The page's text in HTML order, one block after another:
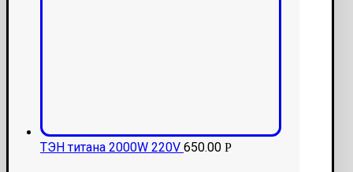
ТЭН титана 2000W 220V 650.00 Р